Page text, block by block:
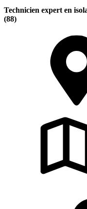
Technicien expert en
(88)